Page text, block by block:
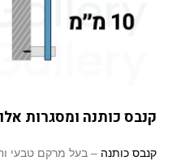
קנבס כותנה ומסגרות
קנבס כותנה – בעל מרקם טבעי